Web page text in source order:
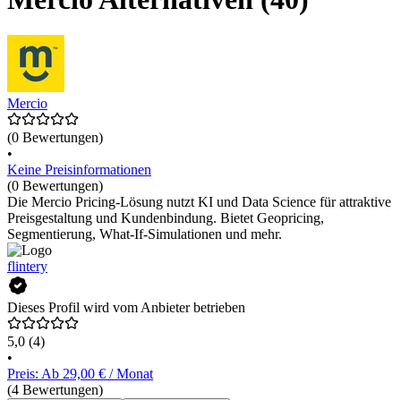
Mercio
(0 Bewertungen)
•
Keine Preisinformationen
(0 Bewertungen)
Die Mercio Pricing-Lösung nutzt KI und Data Science für attraktive
Preisgestaltung und Kundenbindung. Bietet Geopricing,
Segmentierung, What-If-Simulationen und mehr.
flintery
Dieses Profil wird vom Anbieter betrieben
5,0 (4)
•
Preis: Ab 29,00 € / Monat
(4 Bewertungen)